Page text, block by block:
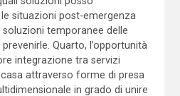
situazioni post-emergenza
temporanee delle
Quarto, l’opportunità
integrazione tra servizi
attraverso forme di presa
in grado di unire